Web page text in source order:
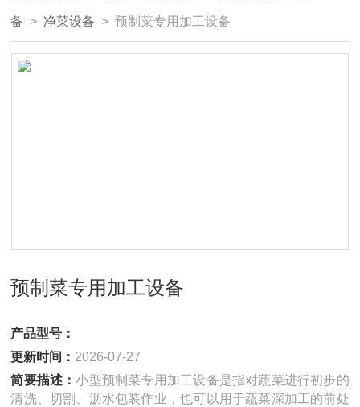
备 > 净菜设备 > 预制菜专用加工设备
预制菜专用加工设备
产品型号：
更新时间： 2026-07-27
简要描述：小型预制菜专用加工设备是指对蔬菜进行初步的
清洗、切割、沥水包装作业，也可以用于蔬菜深加工的前处